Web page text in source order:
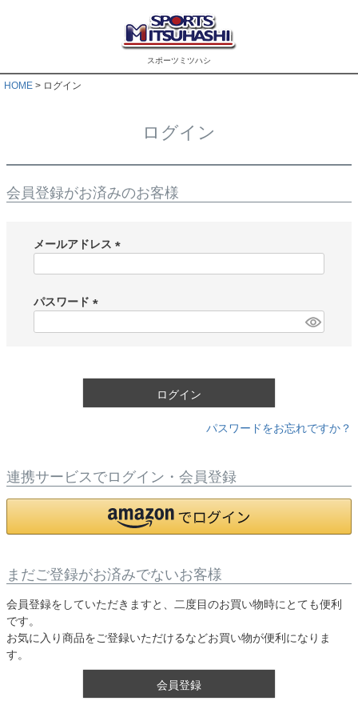
スポーツミツハシ
HOME ログイン
ログイン
会員登録がお済みのお客様
メールアドレス
)
パスワード
ログイン
パスワードをお忘れですか？
連携サービスでログイン・会員登録
まだご登録がお済みでないお客様
会員登録をしていただきますと、二度目のお買い物時にとても便利
です。
お気に入り商品をご登録いただけるなどお買い物が便利になりま
す。
会員登録